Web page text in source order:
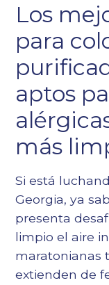
Los
para
aptos
más
Si está
Georgia, ya
presenta
limpio el aire
maratonianas
extienden de
Título 3
Epígrafe 4
Epígrafe 5